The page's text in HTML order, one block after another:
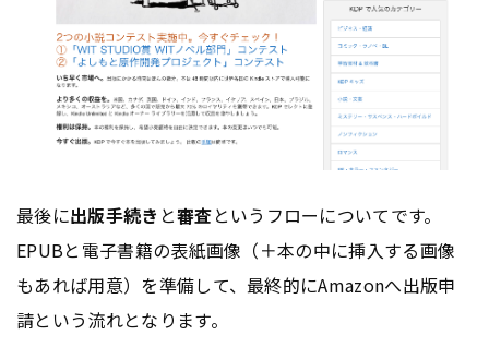
最後に出版手続き と審査というフローについてです。
EPUBと電子書籍の表紙画像（＋本の中に挿入する画像
もあれば用意）を準備して、最終的にAmazonへ出版申
請という流れとなります。